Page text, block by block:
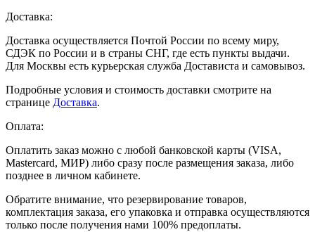
Доставка:
Доставка осуществляется Почтой России по всему миру,
СДЭК по России и в страны СНГ, где есть пункты выдачи.
Для Москвы есть курьерская служба Достависта и самовывоз.
Подробные условия и стоимость доставки смотрите на
странице Доставка.
Оплата:
Оплатить заказ можно с любой банковской карты (VISA,
Mastercard, МИР) либо сразу после размещения заказа, либо
позднее в личном кабинете.
Обратите внимание, что резервирование товаров,
комплектация заказа, его упаковка и отправка осуществляются
только после получения нами 100% предоплаты.